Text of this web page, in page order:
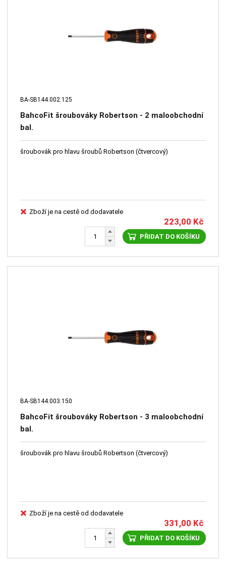
BA-SB144.002.125
BahcoFit šroubováky Robertson - 2 maloobchodní
bal.
šroubovák pro hlavu šroubů Robertson (čtvercový)
Zboží je na cestě od dodavatele
223,00 Kč
PŘIDAT DO KOŠÍKU
BA-SB144.003.150
BahcoFit šroubováky Robertson - 3 maloobchodní
bal.
šroubovák pro hlavu šroubů Robertson (čtvercový)
Zboží je na cestě od dodavatele
331,00 Kč
PŘIDAT DO KOŠÍKU